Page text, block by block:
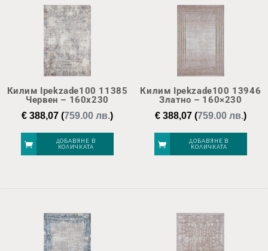
Килим Ipekzade100 11385
Червен – 160х230
€ 388,07 (759.00 лв.)
ДОБАВЯНЕ В
КОЛИЧКАТА
Килим Ipekzade100 13946
Златно – 160×230
€388,07(759.00 лв.)
ДОБАВЯНЕ В
КОЛИЧКАТА